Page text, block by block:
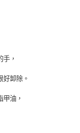
，
卸除。
油，